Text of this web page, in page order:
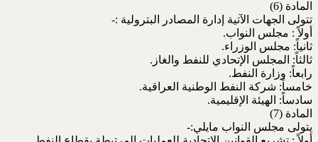
المادة (6)
تتولى الجهات الآتية إدارة المصادر البترولية :-
أولاً : مجلس النواب.
ثانياً: مجلس الوزراء.
ثالثاً: المجلس الإتحادي للنفط والغاز.
رابعاً: وزارة النفط.
خامساً: شركة النفط الوطنية العراقية.
سادساً: الهيئة الإقليمية.
المادة (7)
يتولى مجلس النواب مايلي:-